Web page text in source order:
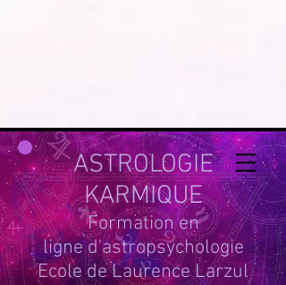
ASTROLOGIE
KARMIQUE
Formation en
ligne d'astropsychologie
Ecole de Laurence Larzul